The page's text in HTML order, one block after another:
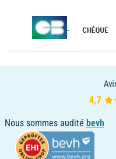
Nous sommes audité bevh